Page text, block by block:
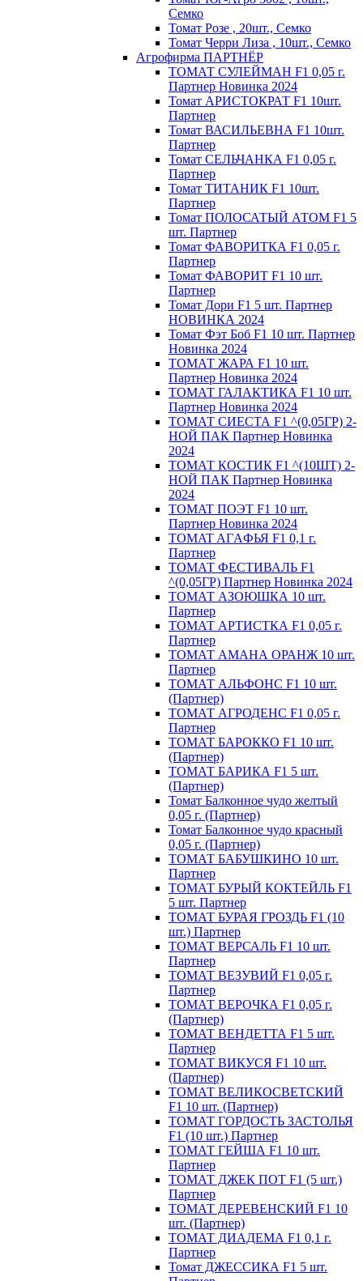
Семко
Томат Розе , 20шт., Семко
Томат Черри Лиза , 10шт., Семко
Агрофирма ПАРТНЁР
ТОМАТ СУЛЕЙМАН F1 0,05 г.
Партнер Новинка 2024
Томат АРИСТОКРАТ F1 10шт.
Партнер
Томат ВАСИЛЬЕВНА F1 10шт.
Партнер
Томат СЕЛЬЧАНКА F1 0,05 г.
Партнер
Томат ТИТАНИК F1 10шт.
Партнер
Томат ПОЛОСАТЫЙ АТОМ F1 5
шт. Партнер
Томат ФАВОРИТКА F1 0,05 г.
Партнер
Томат ФАВОРИТ F1 10 шт.
Партнер
Томат Дори F1 5 шт. Партнер
НОВИНКА 2024
Томат Фэт Боб F1 10 шт. Партнер
Новинка 2024
ТОМАТ ЖАРА F1 10 шт.
Партнер Новинка 2024
ТОМАТ ГАЛАКТИКА F1 10 шт.
Партнер Новинка 2024
ТОМАТ СИЕСТА F1 ^(0,05ГР) 2-
НОЙ ПАК Партнер Новинка
2024
ТОМАТ КОСТИК F1 ^(10ШТ) 2-
НОЙ ПАК Партнер Новинка
2024
TOMAT ПOЭT F1 10 шт.
Пapтнeр Новинка 2024
TOMAT AГAФЬЯ F1 0,1 г.
Пapтнep
ТОМАТ ФЕСТИВАЛЬ F1
^(0,05ГР) Партнер Новинка 2024
ТОМАТ АЗОЮШКА 10 шт.
Партнер
ТОМАТ АРТИСТКА F1 0,05 г.
Партнер
ТОМАТ АМАНА ОРАНЖ 10 шт.
Партнер
ТОМАТ АЛЬФОНС F1 10 шт.
(Партнер)
ТОМАТ АГРОДЕНС F1 0,05 г.
Партнер
ТОМАТ БАРОККО F1 10 шт.
(Партнер)
ТОМАТ БАРИКА F1 5 шт.
(Партнер)
Томат Балконное чудо желтый
0,05 г. (Партнер)
Томат Балконное чудо красный
0,05 г. (Партнер)
ТОМАТ БАБУШКИНО 10 шт.
Партнер
ТОМАТ БУРЫЙ КОКТЕЙЛЬ F1
5 шт. Партнер
ТОМАТ БУРАЯ ГРОЗДЬ F1 (10
шт.) Партнер
ТОМАТ ВЕРСАЛЬ F1 10 шт.
Партнер
ТОМАТ ВЕЗУВИЙ F1 0,05 г.
Партнер
ТОМАТ ВЕРОЧКА F1 0,05 г.
(Партнер)
ТОМАТ ВЕНДЕТТА F1 5 шт.
Партнер
ТОМАТ ВИКУСЯ F1 10 шт.
(Партнер)
ТОМАТ ВЕЛИКОСВЕТСКИЙ
F1 10 шт. (Партнер)
ТОМАТ ГОРДОСТЬ ЗАСТОЛЬЯ
F1 (10 шт.) Партнер
ТОМАТ ГЕЙША F1 10 шт.
Партнер
ТОМАТ ДЖЕК ПОТ F1 (5 шт.)
Партнер
ТОМАТ ДЕРЕВЕНСКИЙ F1 10
шт. (Партнер)
ТОМАТ ДИАДЕМА F1 0,1 г.
Партнер
Томат ДЖЕССИКА F1 5 шт.